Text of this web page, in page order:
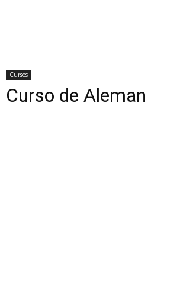
Cursos
Curso de Aleman